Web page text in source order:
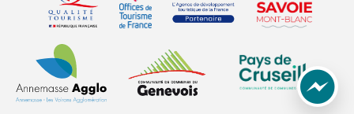
Annemasse Agglo (s'ouvre dans une nouvelle fenêtre)
Communauté de communes du
Communauté de